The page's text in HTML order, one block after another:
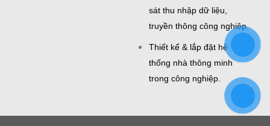
sát thu nhập dữ liệu,
truyền thông công nghiệp.
Thiết kế & lắp đặt hệ
thống nhà thông minh
trong công nghiệp.